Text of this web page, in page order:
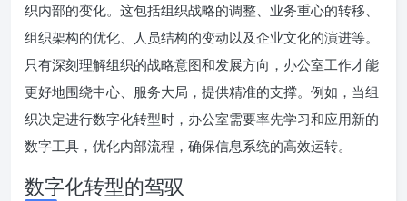
织内部的变化。这包括组织战略的调整、业务重心的转移、
组织架构的优化、人员结构的变动以及企业文化的演进等。
只有深刻理解组织的战略意图和发展方向，办公室工作才能
更好地围绕中心、服务大局，提供精准的支撑。例如，当组
织决定进行数字化转型时，办公室需要率先学习和应用新的
数字工具，优化内部流程，确保信息系统的高效运转。
数字化转型的驾驭